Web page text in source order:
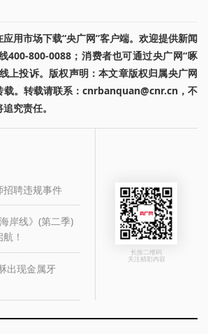
用市场下载“央广网”客户端。欢迎提供新闻
400-800-0088；消费者也可通过央广网“啄
上投诉。版权声明：本文章版权归属央广网
载。转载请联系：cnrbanquan@cnr.cn，不
究责任。
招聘违规事件
岸线》(第二季)
！
出现金属牙
长按二维码
关注精彩内容